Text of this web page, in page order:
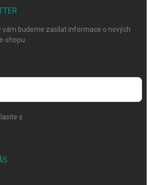
vám budeme zasílat informace o nových
shopu.
s